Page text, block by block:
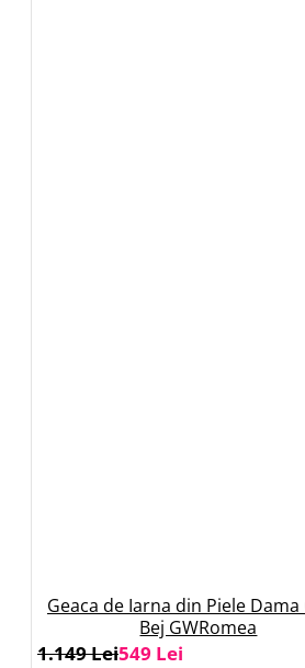
Geaca de Iarna din Piele Dama
Bej GWRomea
549 Lei
1.149 Lei